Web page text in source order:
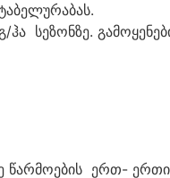
ჰა სეზონზე.
წარმოების ერთ-